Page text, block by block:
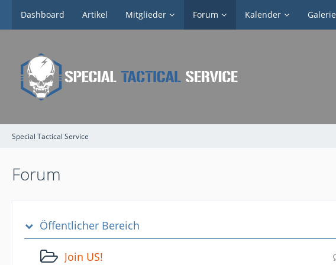
Dashboard Artikel Mitglieder Forum Kalender Galerie
Special Tactical Service
Forum
Öffentlicher Bereich
Join US!